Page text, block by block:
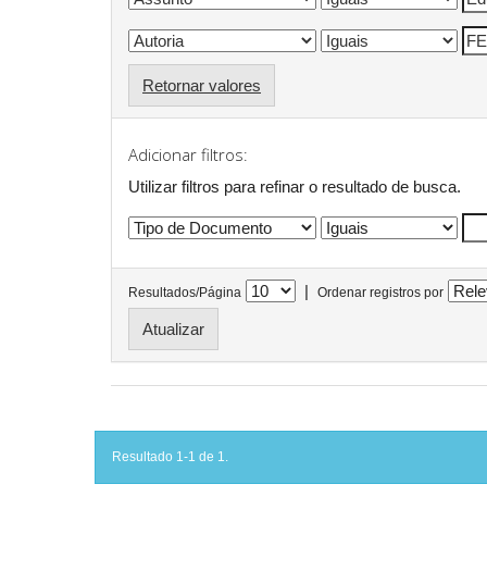
Retornar valores
Adicionar filtros:
Utilizar filtros para refinar o resultado de busca.
Resultados/Página | Ordenar registros por
Resultado 1-1 de 1.